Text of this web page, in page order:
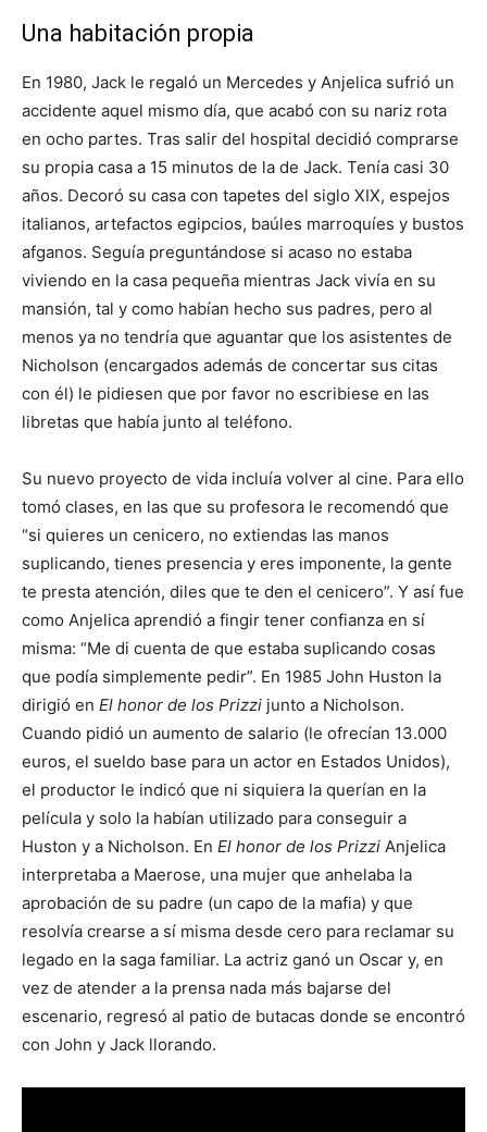
Una habitación propia
En 1980, Jack le regaló un Mercedes y Anjelica sufrió un
accidente aquel mismo día, que acabó con su nariz rota
en ocho partes. Tras salir del hospital decidió comprarse
su propia casa a 15 minutos de la de Jack. Tenía casi 30
años. Decoró su casa con tapetes del siglo XIX, espejos
italianos, artefactos egipcios, baúles marroquíes y bustos
afganos. Seguía preguntándose si acaso no estaba
viviendo en la casa pequeña mientras Jack vivía en su
mansión, tal y como habían hecho sus padres, pero al
menos ya no tendría que aguantar que los asistentes de
Nicholson (encargados además de concertar sus citas
con él) le pidiesen que por favor no escribiese en las
libretas que había junto al teléfono.
Su nuevo proyecto de vida incluía volver al cine. Para ello
tomó clases, en las que su profesora le recomendó que
“si quieres un cenicero, no extiendas las manos
suplicando, tienes presencia y eres imponente, la gente
te presta atención, diles que te den el cenicero”. Y así fue
como Anjelica aprendió a fingir tener confianza en sí
misma: “Me di cuenta de que estaba suplicando cosas
que podía simplemente pedir”. En 1985 John Huston la
dirigió en El honor de los Prizzi junto a Nicholson.
Cuando pidió un aumento de salario (le ofrecían 13.000
euros, el sueldo base para un actor en Estados Unidos),
el productor le indicó que ni siquiera la querían en la
película y solo la habían utilizado para conseguir a
Huston y a Nicholson. En El honor de los Prizzi Anjelica
interpretaba a Maerose, una mujer que anhelaba la
aprobación de su padre (un capo de la mafia) y que
resolvía crearse a sí misma desde cero para reclamar su
legado en la saga familiar. La actriz ganó un Oscar y, en
vez de atender a la prensa nada más bajarse del
escenario, regresó al patio de butacas donde se encontró
con John y Jack llorando.